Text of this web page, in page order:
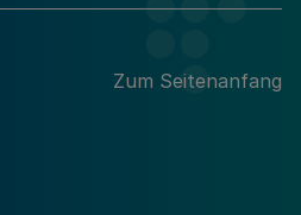
Zum Seitenanfang